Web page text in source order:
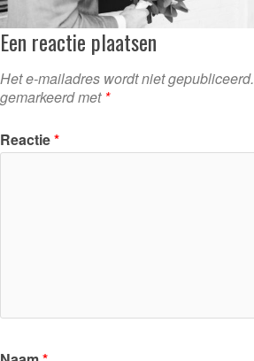
Een reactie plaatsen
Het e-mailadres wordt niet gepubliceerd.
gemarkeerd met *
Reactie*